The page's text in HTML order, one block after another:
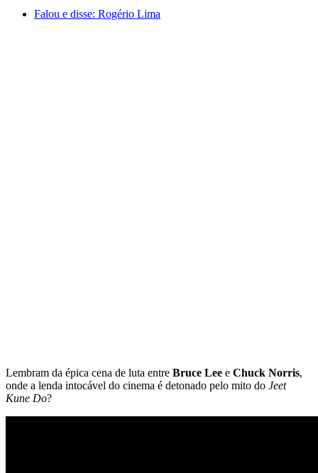
Falou e disse: Rogério Lima
Lembram da épica cena de luta entre Bruce Lee e Chuck Norris,
onde a lenda intocável do cinema é detonado pelo mito do Jeet
Kune Do?